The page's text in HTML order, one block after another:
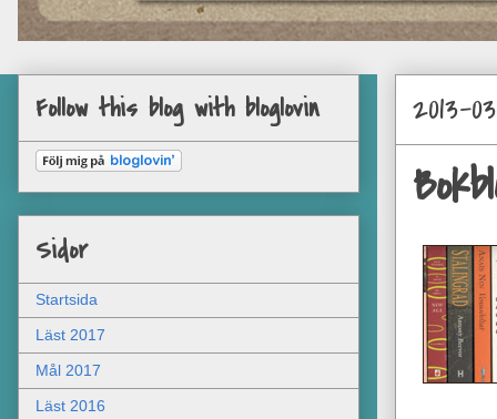
2013-
Follow this blog with bloglovin
Sidor
Startsida
Läst 2017
Mål 2017
Läst 2016